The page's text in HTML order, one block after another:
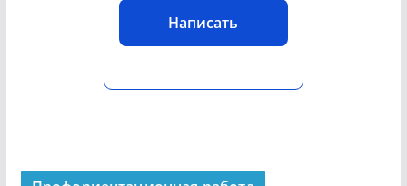
Написать